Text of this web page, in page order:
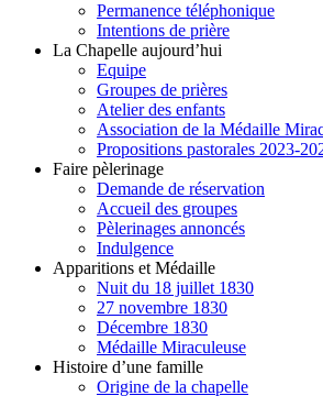
Permanence téléphonique
Intentions de prière
La Chapelle aujourd’hui
Equipe
Groupes de prières
Atelier des enfants
Association de la Médaille
Propositions pastorales 2023-
Faire pèlerinage
Demande de réservation
Accueil des groupes
Pèlerinages annoncés
Indulgence
Apparitions et Médaille
Nuit du 18 juillet 1830
27 novembre 1830
Décembre 1830
Médaille Miraculeuse
Histoire d’une famille
Origine de la chapelle